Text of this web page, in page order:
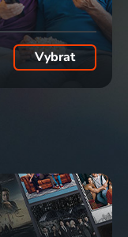
Vybrat